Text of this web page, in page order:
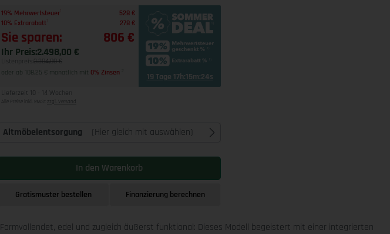
19% Mehrwertsteuer
528 €
10% Extrarabatt
278 €
Sie sparen: 806 €
Ihr Preis:2.498,00 €
Listenpreis: 3.304,00 €
oder ab 108,25 € monatlich mit 0% Zinsen 19 Tage 17h:15m:22s
Lieferzeit 10 - 14 Wochen
Alle Preise inkl. MwSt zzgl. Versand
Altmöbelentsorgung (Hier gleich mit auswählen)
In den Warenkorb
Gratismuster bestellen Finanzierung berechnen
Formvollendet, edel und zugleich äußerst funktional: Dieses Modell begeistert mit einer integrierten